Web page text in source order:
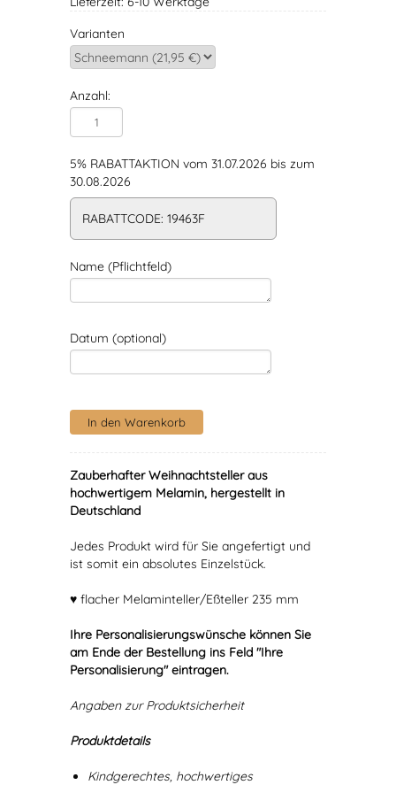
Varianten
Anzahl:
5% RABATTAKTION vom 31.07.2026 bis zum
30.08.2026
RABATTCODE: 19463F
Name (Pflichtfeld)
Datum (optional)
Zauberhafter Weihnachtsteller aus
hochwertigem Melamin, hergestellt in
Deutschland
Jedes Produkt wird für Sie angefertigt und
ist somit ein absolutes Einzelstück.
♥ flacher Melaminteller/Eßteller 235 mm
Ihre Personalisierungswünsche können Sie
am Ende der Bestellung ins Feld "Ihre
Personalisierung" eintragen.
Angaben zur Produktsicherheit
Produktdetails
Kindgerechtes, hochwertiges